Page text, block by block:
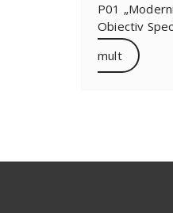
P01
Obiectiv
mult